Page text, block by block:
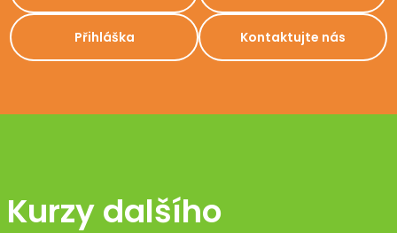
Přihláška Kontaktujte nás
Kurzy dalšího